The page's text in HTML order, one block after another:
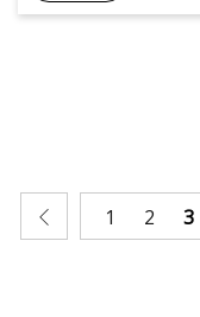
1 2 3